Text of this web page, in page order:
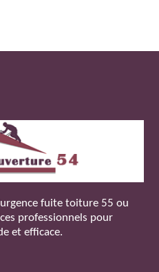
fuite toiture 55 ou
professionnels pour
et efficace.